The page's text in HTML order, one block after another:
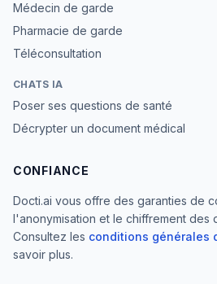
Médecin de garde
Pharmacie de garde
Téléconsultation
CHATS IA
Poser ses questions de santé
Décrypter un document médical
CONFIANCE
Docti.ai vous offre des garanties de
l'anonymisation et le chiffrement des
Consultez les conditions générales
savoir plus.